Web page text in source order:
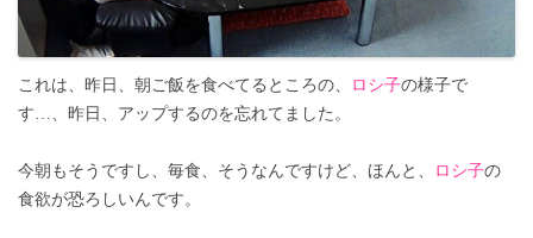
これは、昨日、朝ご飯を食べてるところの、 ロシ子の様子で
す…、昨日、アップするのを忘れてました。
今朝もそうですし、毎食、そうなんですけど、ほんと、 ロシ子の
食欲が恐ろしいんです。